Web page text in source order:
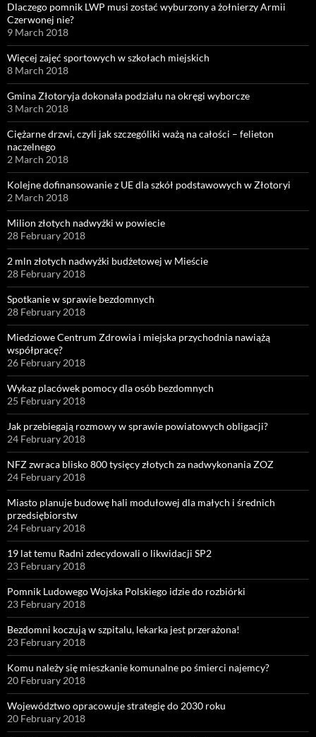
Dlaczego pomnik LWP musi zostać wyburzony a żołnierzy Armii
Czerwonej nie?
9 March 2018
Więcej zajęć sportowych w szkołach miejskich
8 March 2018
Gmina Złotoryja dokonała podziału na okręgi wyborcze
3 March 2018
Ciężarne drzwi, czyli jak szczególiki ważą na całości – felieton
naczelnego
2 March 2018
Kolejne dofinansowanie z UE dla szkół podstawowych w Złotoryi
2 March 2018
Milion złotych nadwyżki w powiecie
28 February 2018
2 mln złotych nadwyżki budżetowej w Mieście
28 February 2018
Spotkanie w sprawie bezdomnych
28 February 2018
Miedziowe Centrum Zdrowia i miejska przychodnia nawiążą
współpracę?
26 February 2018
Wykaz placówek pomocy dla osób bezdomnych
25 February 2018
Jak przebiegają rozmowy w sprawie powiatowych obligacji?
24 February 2018
NFZ zwraca blisko 800 tysięcy złotych za nadwykonania ZOZ
24 February 2018
Miasto planuje budowę hali modułowej dla małych i średnich
przedsiębiorstw
24 February 2018
19 lat temu Radni zdecydowali o likwidacji SP2
23 February 2018
Pomnik Ludowego Wojska Polskiego idzie do rozbiórki
23 February 2018
Bezdomni koczują w szpitalu, lekarka jest przerażona!
23 February 2018
Komu należy się mieszkanie komunalne po śmierci najemcy?
20 February 2018
Województwo opracowuje strategię do 2030 roku
20 February 2018